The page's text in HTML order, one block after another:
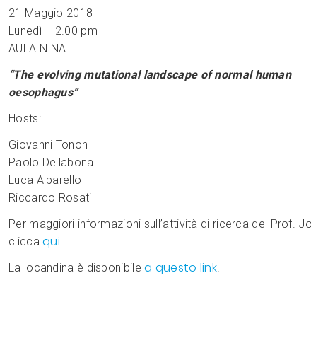
21 Maggio 2018
Lunedì – 2.00 pm
AULA NINA
“The evolving mutational landscape of normal human
oesophagus”
Hosts:
Giovanni Tonon
Paolo Dellabona
Luca Albarello
Riccardo Rosati
Per maggiori informazioni sull’attività di ricerca del Prof.
cliccaqui.
La locandina è disponibilea questo link.